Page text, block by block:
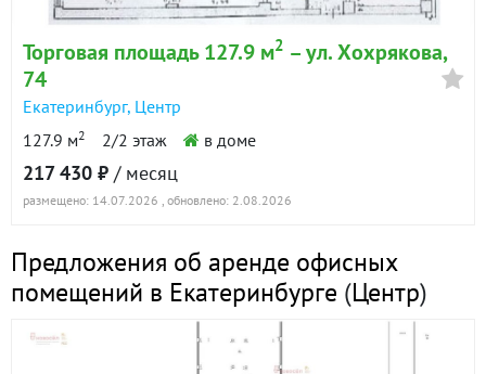
Торговая площадь 127.9 м2 – ул. Хохрякова,
74
Екатеринбург, Центр
127.9 м2 2/2 этаж в доме
217 430 ₽ / месяц
размещено: 14.07.2026 , обновлено: 2.08.2026
Предложения об аренде офисных
помещений в Екатеринбурге (Центр)